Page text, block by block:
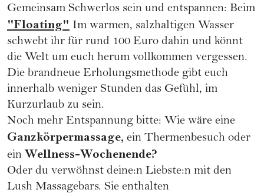
Gemeinsam Schwerlos sein und entspannen: Beim
"Floating" Im warmen, salzhaltigen Wasser
schwebt ihr für rund 100 Euro dahin und könnt
die Welt um euch herum vollkommen vergessen.
Die brandneue Erholungsmethode gibt euch
innerhalb weniger Stunden das Gefühl, im
Kurzurlaub zu sein.
Noch mehr Entspannung bitte: Wie wäre eine
Ganzkörpermassage, ein Thermenbesuch oder
ein Wellness-Wochenende?
Oder du verwöhnst deine:n Liebste:n mit den
Lush Massagebars. Sie enthalten